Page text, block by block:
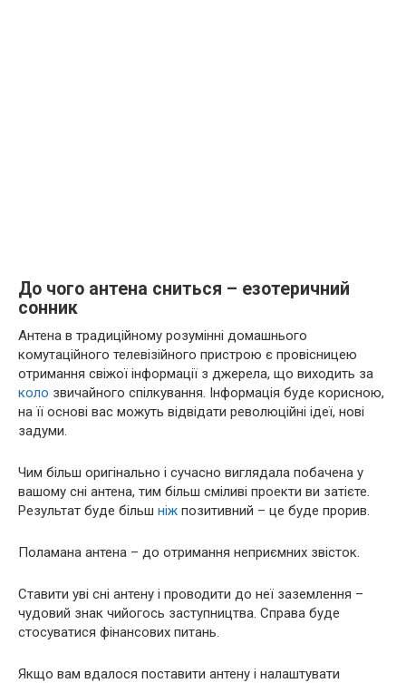
До чого антена сниться – езотеричний
сонник
Антена в традиційному розумінні домашнього
комутаційного телевізійного пристрою є провісницею
отримання свіжої інформації з джерела, що виходить за
коло звичайного спілкування. Інформація буде корисною,
на її основі вас можуть відвідати революційні ідеї, нові
задуми.
Чим більш оригінально і сучасно виглядала побачена у
вашому сні антена, тим більш сміливі проекти ви затієте.
Результат буде більш ніж позитивний – це буде прорив.
Поламана антена – до отримання неприємних звісток.
Ставити уві сні антену і проводити до неї заземлення –
чудовий знак чийогось заступництва. Справа буде
стосуватися фінансових питань.
Якщо вам вдалося поставити антену і налаштувати